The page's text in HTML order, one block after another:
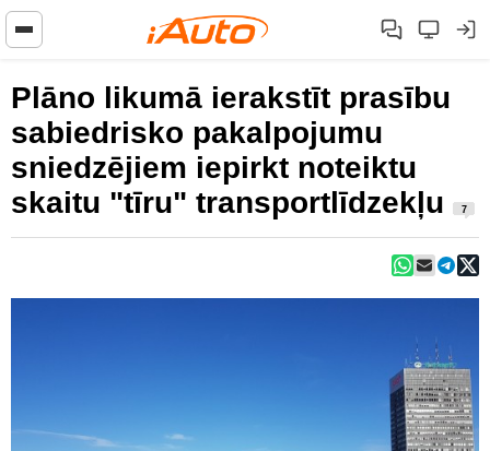
Plāno likumā ierakstīt prasību
sabiedrisko pakalpojumu
sniedzējiem iepirkt noteiktu
skaitu "tīru" transportlīdzekļu
7